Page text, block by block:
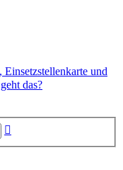
Einsetzstellenkarte und
das?